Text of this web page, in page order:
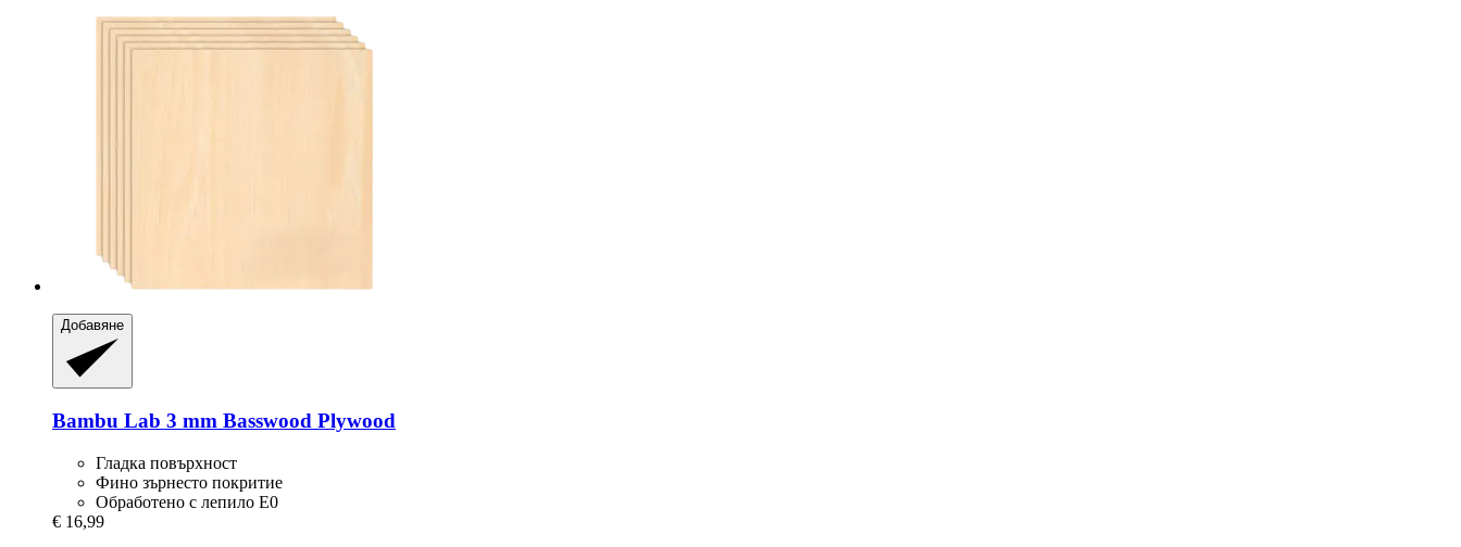
Добавяне
Bambu Lab 3 mm Basswood Plywood
Гладка повърхност
Фино зърнесто покритие
Обработено с лепило E0
€ 16,99